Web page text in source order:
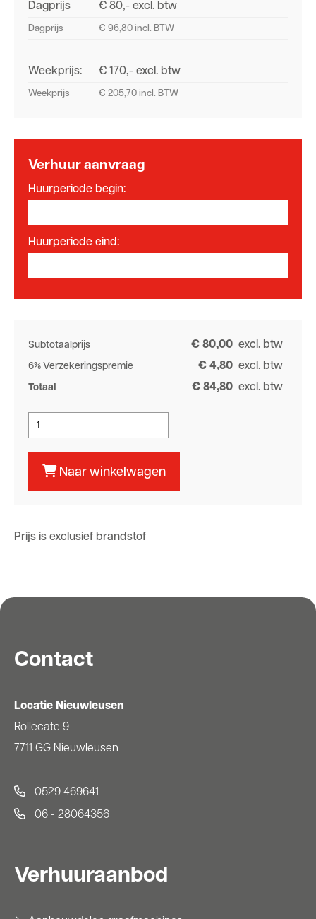
Dagprijs € 80,- excl. btw
Dagprijs € 96,80 incl. BTW
Weekprijs: € 170,- excl. btw
Weekprijs € 205,70 incl. BTW
Verhuur aanvraag
Huurperiode begin:
Huurperiode eind:
Subtotaalprijs € 80,00 excl. btw
6% Verzekeringspremie € 4,80 excl. btw
Totaal € 84,80 excl. btw
Naar winkelwagen
Prijs is exclusief brandstof
Contact
Locatie Nieuwleusen
Rollecate 9
7711 GG Nieuwleusen
0529 469641
06 - 28064356
Verhuuraanbod